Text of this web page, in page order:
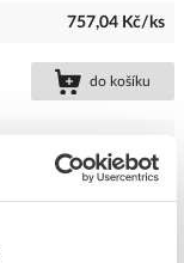
757,04 Kč/ks
do košíku